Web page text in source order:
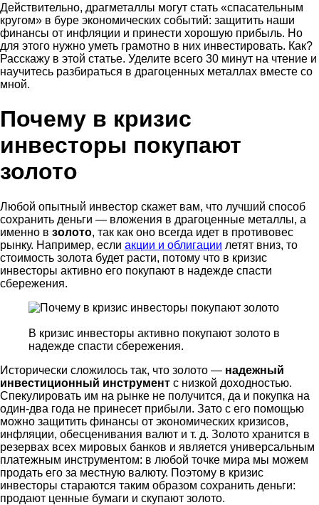
Действительно, драгметаллы могут стать «спасательным
кругом» в буре экономических событий: защитить наши
финансы от инфляции и принести хорошую прибыль. Но
для этого нужно уметь грамотно в них инвестировать. Как?
Расскажу в этой статье. Уделите всего 30 минут на чтение и
научитесь разбираться в драгоценных металлах вместе со
мной.
Почему в кризис
инвесторы покупают
золото
Любой опытный инвестор скажет вам, что лучший способ
сохранить деньги — вложения в драгоценные металлы, а
именно в золото, так как оно всегда идет в противовес
рынку. Например, если акции и облигации летят вниз, то
стоимость золота будет расти, потому что в кризис
инвесторы активно его покупают в надежде спасти
сбережения.
В кризис инвесторы активно покупают золото в
надежде спасти сбережения.
Исторически сложилось так, что золото — надежный
инвестиционный инструмент с низкой доходностью.
Спекулировать им на рынке не получится, да и покупка на
один-два года не принесет прибыли. Зато с его помощью
можно защитить финансы от экономических кризисов,
инфляции, обесценивания валют и т. д. Золото хранится в
резервах всех мировых банков и является универсальным
платежным инструментом: в любой точке мира мы можем
продать его за местную валюту. Поэтому в кризис
инвесторы стараются таким образом сохранить деньги:
продают ценные бумаги и скупают золото.